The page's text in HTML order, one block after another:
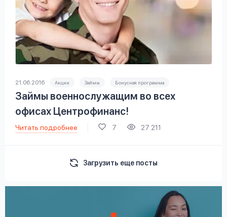
21.06.2016 Акции Займы Бонусная программа
Займы военнослужащим во всех
офисах Центрофинанс!
Читать подробнее 7 27 211
Загрузить еще посты